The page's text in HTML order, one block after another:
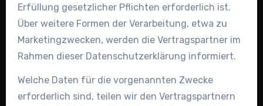
Erfüllung gesetzlicher Pflichten erforderlich ist.
Über weitere Formen der Verarbeitung, etwa zu
Marketingzwecken, werden die Vertragspartner im
Rahmen dieser Datenschutzerklärung informiert.
Welche Daten für die vorgenannten Zwecke
erforderlich sind, teilen wir den Vertragspartnern